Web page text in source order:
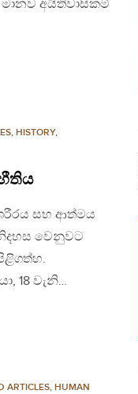
අයිතිවාසිකම්
, HISTORY,
සහ ආත්මය
වෙනුවට
18 වැනි…
ARTICLES, HUMAN